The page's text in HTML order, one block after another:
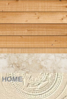
HOME